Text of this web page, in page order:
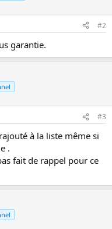
#2
garantie.
#3
à la liste même si
.
fait de rappel pour ce